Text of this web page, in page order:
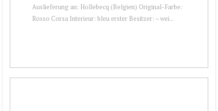
Auslieferung an: Hollebecq (Belgien) Original-Farbe:
Rosso Corsa Interieur: bleu erster Besitzer: – wei...